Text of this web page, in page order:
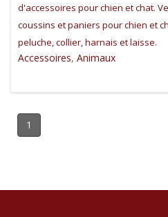
d'accessoires pour chien et chat.
coussins et paniers pour chien et
peluche, collier, harnais et laisse.
Accessoires, Animaux
1